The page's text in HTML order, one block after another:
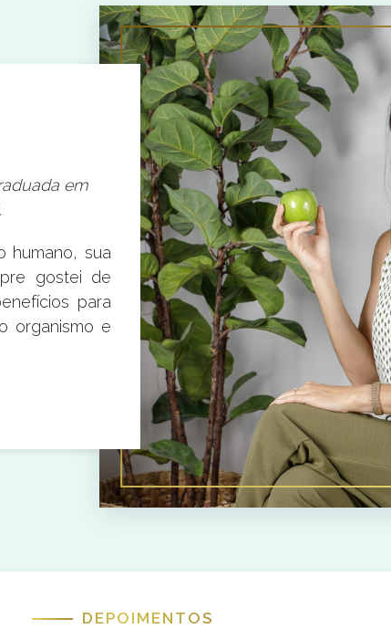
em
humano, sua
gostei de
para
organismo e
DEPOIMENTOS